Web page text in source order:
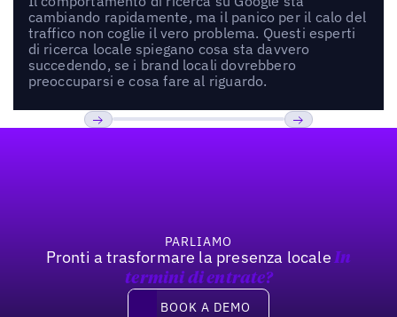
cambiando rapidamente, ma il panico per il calo del
traffico non coglie il vero problema. Questi esperti
di ricerca locale spiegano cosa sta davvero
succedendo, se i brand locali dovrebbero
preoccuparsi e cosa fare al riguardo.
PARLIAMO
Pronti a trasformare la presenza locale In
termini di entrate?
Book a demo
BOOK A DEMO